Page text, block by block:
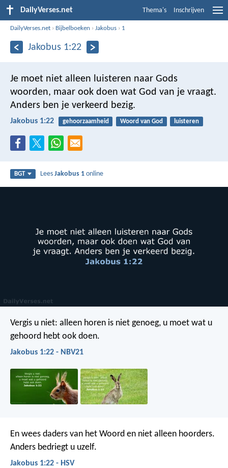
DailyVerses.net Thema's Inschrijven
DailyVerses.net › Bijbelboeken ›Jakobus › 1
Jakobus 1:22
Je moet niet alleen luisteren naar Gods
woorden, maar ook doen wat God van je vraagt.
Anders ben je verkeerd bezig.
Jakobus 1:22 gehoorzaamheid Woord van God luisteren
BGT LeesJakobus 1 online
Vergis u niet: alleen horen is niet genoeg, u moet wat u
gehoord hebt ook doen.
Jakobus 1:22 - NBV21
En wees daders van het Woord en niet alleen hoorders.
Anders bedriegt u uzelf.
Jakobus 1:22 - HSV